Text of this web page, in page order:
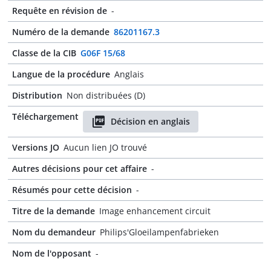
Requête en révision de -
Numéro de la demande 86201167.3
Classe de la CIB G06F 15/68
Langue de la procédure Anglais
Distribution Non distribuées (D)
Téléchargement
Décision en anglais
Versions JO Aucun lien JO trouvé
Autres décisions pour cet affaire -
Résumés pour cette décision -
Titre de la demande Image enhancement circuit
Nom du demandeur Philips'Gloeilampenfabrieken
Nom de l'opposant -